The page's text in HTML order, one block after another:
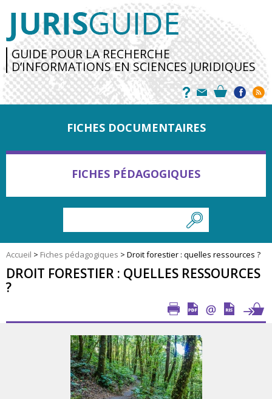
GUIDE POUR LA RECHERCHE
D’INFORMATIONS EN SCIENCES JURIDIQUES
FICHES DOCUMENTAIRES
FICHES PÉDAGOGIQUES
Accueil > Fiches pédagogiques > Droit forestier : quelles ressources ?
DROIT FORESTIER : QUELLES RESSOURCES
?